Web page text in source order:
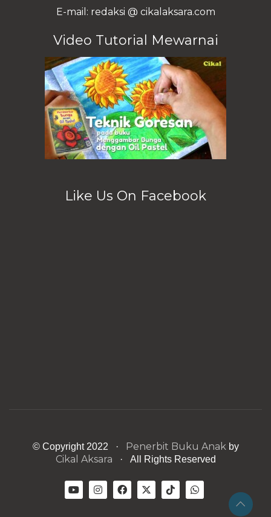
E-mail: redaksi @ cikalaksara.com
Video Tutorial Mewarnai
Like Us On Facebook
© Copyright 2022 · Penerbit Buku Anak by
Cikal Aksara · All Rights Reserved